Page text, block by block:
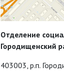
Отделение
Городищенский
403003, р.п.